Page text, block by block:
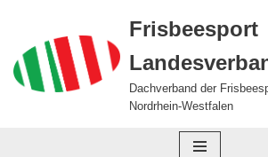
Zum
Inhalt
springen
Frisbeesport
Dachverband der
Nordrhein-Westfalen